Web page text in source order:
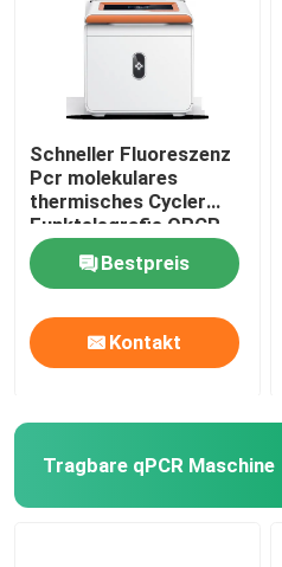
Schneller Fluoreszenz
Pcr molekulares
thermisches Cycler
Funktelegrafie QPCR
quantitativer
Maschinen-NMPA
Bestpreis
Kontakt
Tragbare qPCR Maschine